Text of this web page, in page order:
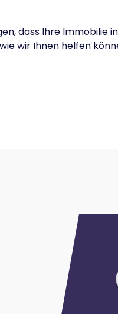
dass Ihre
wir Ihnen helfen